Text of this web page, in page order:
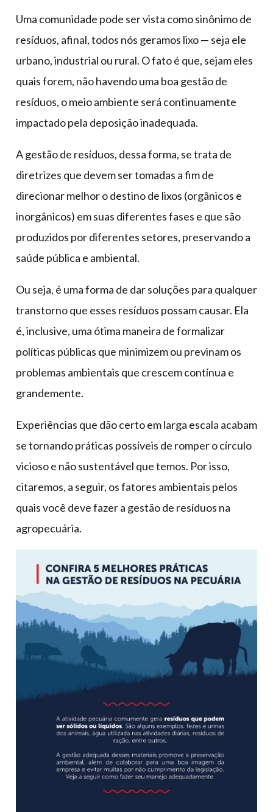
Uma comunidade pode ser vista como sinônimo de
resíduos, afinal, todos nós geramos lixo — seja ele
urbano, industrial ou rural. O fato é que, sejam eles
quais forem, não havendo uma boa gestão de
resíduos, o meio ambiente será continuamente
impactado pela deposição inadequada.
A gestão de resíduos, dessa forma, se trata de
diretrizes que devem ser tomadas a fim de
direcionar melhor o destino de lixos (orgânicos e
inorgânicos) em suas diferentes fases e que são
produzidos por diferentes setores, preservando a
saúde pública e ambiental.
Ou seja, é uma forma de dar soluções para qualquer
transtorno que esses resíduos possam causar. Ela
é, inclusive, uma ótima maneira de formalizar
políticas públicas que minimizem ou previnam os
problemas ambientais que crescem contínua e
grandemente.
Experiências que dão certo em larga escala acabam
se tornando práticas possíveis de romper o círculo
vicioso e não sustentável que temos. Por isso,
citaremos, a seguir, os fatores ambientais pelos
quais você deve fazer a gestão de resíduos na
agropecuária.